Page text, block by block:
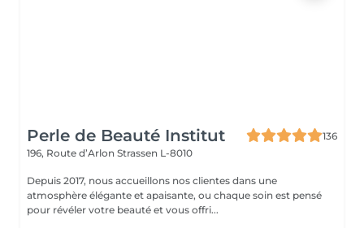
Perle de Beauté Institut
136
196, Route d’Arlon Strassen L-8010
Depuis 2017, nous accueillons nos clientes dans une
atmosphère élégante et apaisante, ou chaque soin est pensé
pour révéler votre beauté et vous offri...